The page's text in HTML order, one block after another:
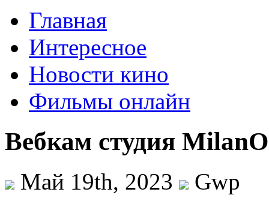
Главная
Интересное
Новости кино
Фильмы онлайн
Вебкам студия
Май 19th, 2023
Gwp